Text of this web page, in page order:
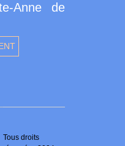
Anne de
Tous droits